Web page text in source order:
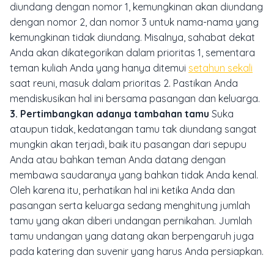
diundang dengan nomor 1, kemungkinan akan diundang
dengan nomor 2, dan nomor 3 untuk nama-nama yang
kemungkinan tidak diundang. Misalnya, sahabat dekat
Anda akan dikategorikan dalam prioritas 1, sementara
teman kuliah Anda yang hanya ditemui setahun sekali
saat reuni, masuk dalam prioritas 2. Pastikan Anda
mendiskusikan hal ini bersama pasangan dan keluarga.
3. Pertimbangkan adanya tambahan tamu Suka
ataupun tidak, kedatangan tamu tak diundang sangat
mungkin akan terjadi, baik itu pasangan dari sepupu
Anda atau bahkan teman Anda datang dengan
membawa saudaranya yang bahkan tidak Anda kenal.
Oleh karena itu, perhatikan hal ini ketika Anda dan
pasangan serta keluarga sedang menghitung jumlah
tamu yang akan diberi undangan pernikahan. Jumlah
tamu undangan yang datang akan berpengaruh juga
pada katering dan suvenir yang harus Anda persiapkan.